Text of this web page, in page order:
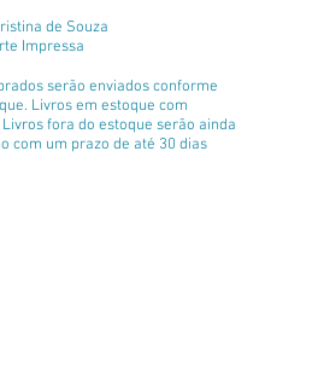
de Souza
Impressa
serão enviados conforme
Livros em estoque com
fora do estoque serão ainda
com um prazo de até 30 dias